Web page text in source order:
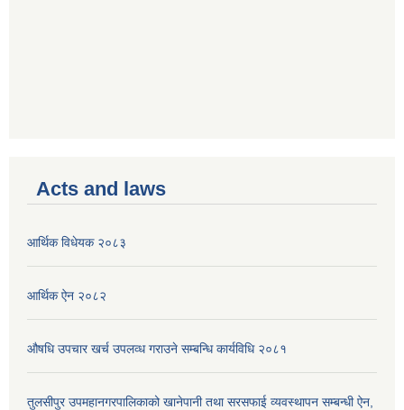
Acts and laws
आर्थिक विधेयक २०८३
आर्थिक ऐन २०८२
औषधि उपचार खर्च उपलव्ध गराउने सम्बन्धि कार्यविधि २०८१
तुलसीपुर उपमहानगरपालिकाको खानेपानी तथा सरसफाई व्यवस्थापन सम्बन्धी ऐन,